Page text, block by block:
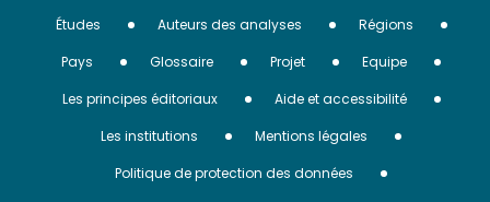
Menu
Pied
page
Études Auteurs des analyses
Régions
Pays
Glossaire Projet
Equipe
Les principes éditoriaux
Aide et accessibilité
Les institutions
Mentions légales
Politique de protection des données